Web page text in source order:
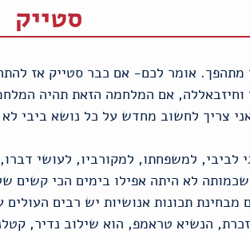
סטייק
מתהפך. אומר לכם- אם כבר סטייק אז
אם המלחמה הזאת תהיה
צריך לחשוב מחדש על כל נושא ביבי לא
לביבי, למשפחתו, למקורביו, לעושי
לא היתה אפילו בימים הכי קשים
תכונות אנושיות יש רבים העולים
הנשיא טראמפ, הוא שילוב נדיר,